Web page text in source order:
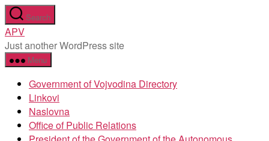
Skip
to
the
content
Search
APV
Just another WordPress site
Menu
Government of Vojvodina Directory
Linkovi
Naslovna
Office of Public Relations